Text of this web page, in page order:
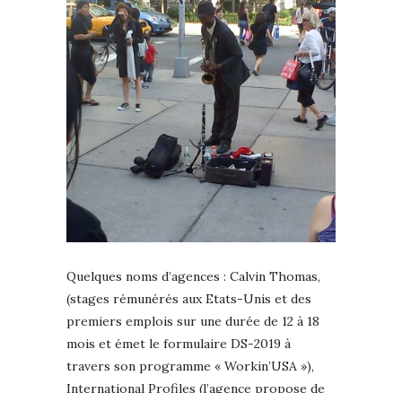
Quelques noms d’agences : Calvin Thomas,
(stages rémunérés aux Etats-Unis et des
premiers emplois sur une durée de 12 à 18
mois et émet le formulaire DS-2019 à
travers son programme « Workin’USA »),
International Profiles (l’agence propose de